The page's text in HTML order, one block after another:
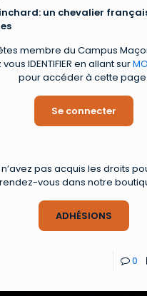
un chevalier
membre du Campus
IDENTIFIER en allant sur
pour accéder à cette page.
Se connecter
n’avez pas acquis les droits
vous dans notre
ADHÉSIONS
0